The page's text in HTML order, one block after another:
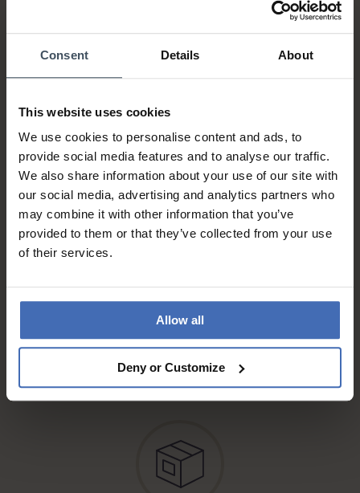
Consent Details About
This website uses cookies
We use cookies to personalise content and ads, to
provide social media features and to analyse our traffic.
We also share information about your use of our site with
our social media, advertising and analytics partners who
may combine it with other information that you’ve
provided to them or that they’ve collected from your use
of their services.
Allow all
Deny or Customize
Sur facture et paiement
échelonné (jusqu’à CHF
info
Envoi gratuit* (en
recommandé, par courrier A)
info